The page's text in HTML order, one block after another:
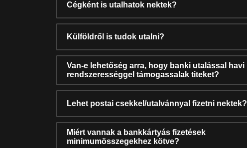
Cégként is utalhatok nektek?
Külföldről is tudok utalni?
Van-e lehetőség arra, hogy banki utalással havi
rendszerességgel támogassalak titeket?
Lehet postai csekkel/utalvánnyal fizetni nektek?
Miért vannak a bankkártyás fizetések
minimumösszegekhez kötve?